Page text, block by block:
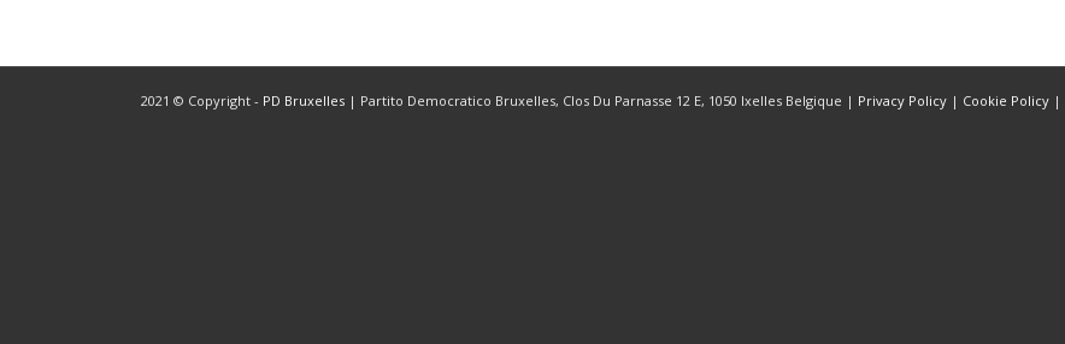
2021 © Copyright - PD Bruxelles | Partito Democratico Bruxelles, Clos Du Parnasse 12 E, 1050 Ixelles Belgique | Privacy Policy | Cookie Policy |